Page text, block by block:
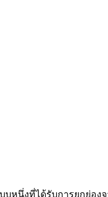
บหนึ่งที่ได้รับการยกย่อง